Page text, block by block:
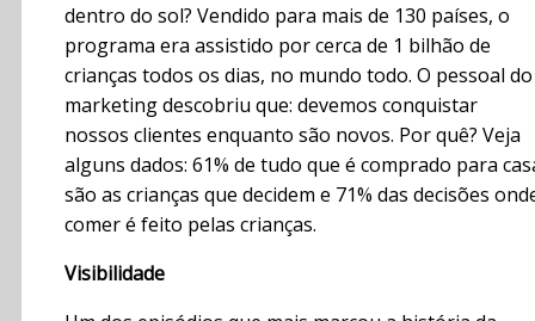
dentro do sol? Vendido para mais de 130 países, o
programa era assistido por cerca de 1 bilhão de
crianças todos os dias, no mundo todo. O pessoal do
marketing descobriu que: devemos conquistar
nossos clientes enquanto são novos. Por quê? Veja
alguns dados: 61% de tudo que é comprado para
são as crianças que decidem e 71% das decisões
comer é feito pelas crianças.
Visibilidade